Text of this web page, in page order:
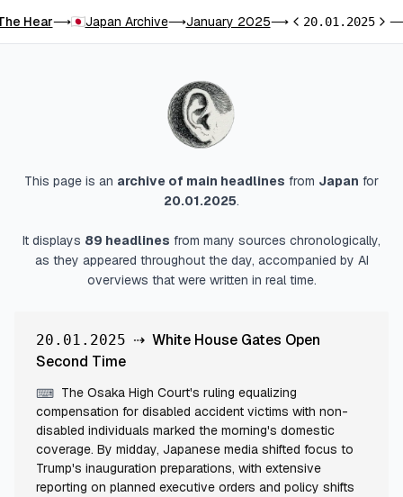
Hear⟶ Japan Archive⟶January 2025⟶Previous day
20.01.2025Next
This page is an archive of main headlines from Japan for
20.01.2025.
It displays 89 headlines from many sources chronologically,
as they appeared throughout the day, accompanied by AI
overviews that were written in real time.
20.01.2025 ⇢ White House Gates Open
Second Time
⌨ The Osaka High Court's ruling equalizing
compensation for disabled accident victims with non-
disabled individuals marked the morning's domestic
coverage. By midday, Japanese media shifted focus to
Trump's inauguration preparations, with extensive
reporting on planned executive orders and policy shifts